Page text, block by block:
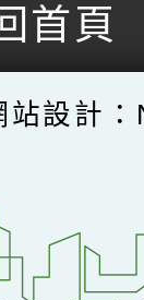
首頁
站設計